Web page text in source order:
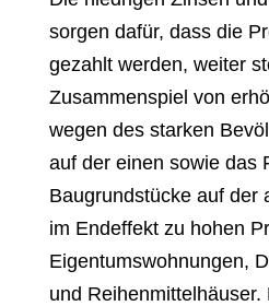
sorgen dafür, dass die
gezahlt werden, weiter
Zusammenspiel von
wegen des starken
auf der einen sowie das
Baugrundstücke auf der
im Endeffekt zu hohen
Eigentumswohnungen,
und Reihenmittelhäuser.